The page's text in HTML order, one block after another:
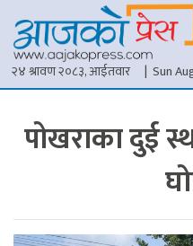
२४ श्रावण २०८३, आईतवार | Sun
पोखराका दुई